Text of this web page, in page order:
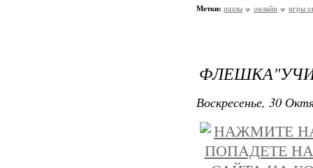
Метки: пазлы онлайн игры
Воскресенье, 30